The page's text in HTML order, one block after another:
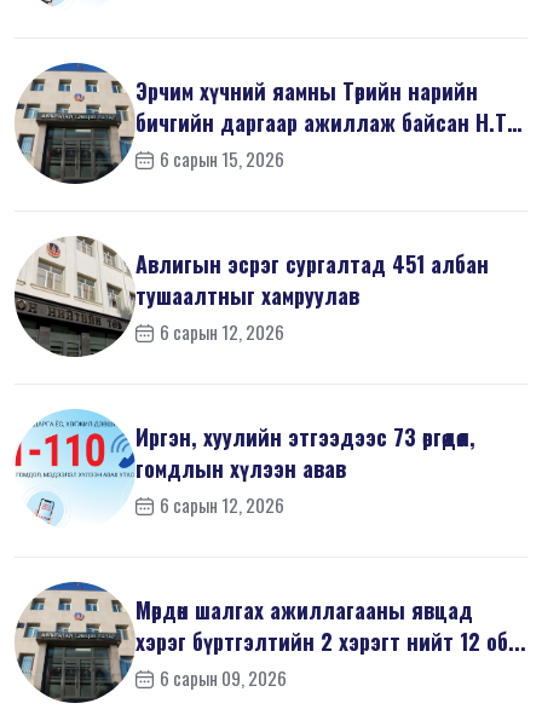
Эрчим хүчний яамны Төрийн нарийн
бичгийн даргаар ажиллаж байсан Н.Т
на...6 сарын 15, 2026
Авлигын эсрэг сургалтад 451 албан
тушаалтныг хамруулав
6 сарын 12, 2026
Иргэн, хуулийн этгээдээс 73 өргөдөл,
гомдлын хүлээн авав
6 сарын 12, 2026
Мөрдөн шалгах ажиллагааны явцад
хэрэг бүртгэлтийн 2 хэрэгт нийт 12 об...
6 сарын 09, 2026